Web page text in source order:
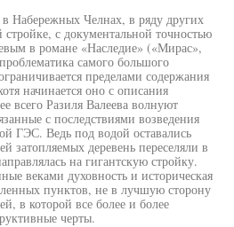
в Набережных Челнах, в ряду других
с документальной точностью
в романе «Наследие» («Мирас»,
самого большого
пределами содержания
начинается оно с описания
всего Разиля Валеева волнуют
с последствиями возведения
ГЭС. Ведь под водой оставались
затопляемых деревень переселяли в
на гигантскую стройку.
веками духовность и историческая
пунктов, не в лучшую сторону
в которой все более и более
черты.